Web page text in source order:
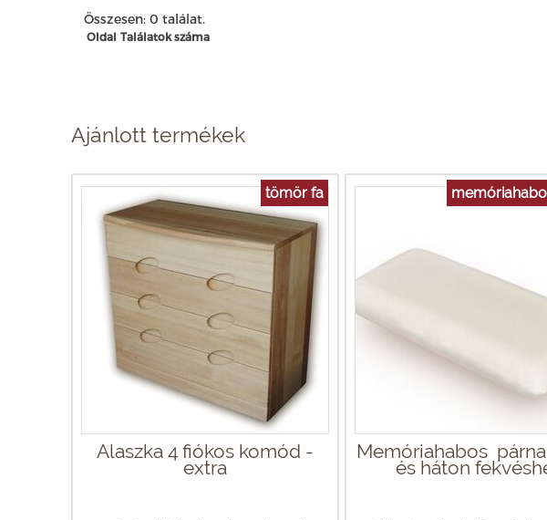
Összesen: 0 találat.
Oldal Találatok száma
Ajánlott termékek
tömör fa
Alaszka 4 fiókos komód -
extra
Memóriahabos
és háton